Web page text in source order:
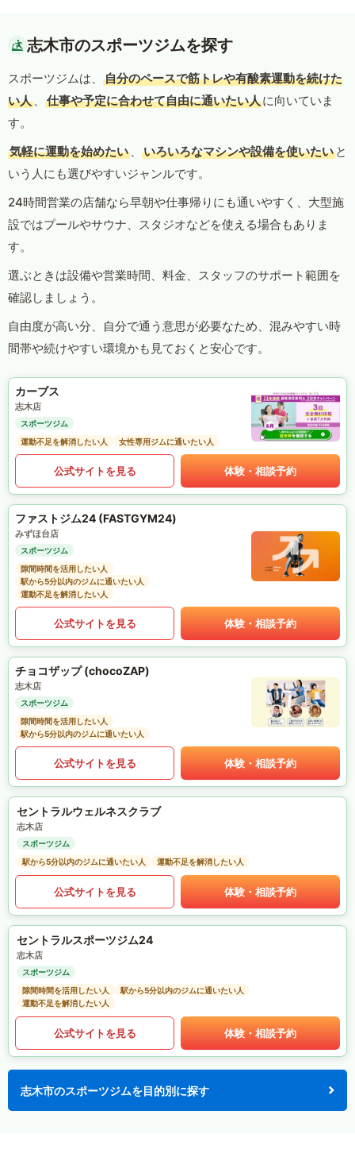
志木市のスポーツジムを探す
スポーツジムは、
自分のペースで筋トレや有酸素運動を続けた
い人 、 仕事や予定に合わせて自由に通いたい人に向いていま
す。
気軽に運動を始めたい 、 いろいろなマシンや設備を使いたい と
いう人にも選びやすいジャンルです。
24時間営業の店舗なら早朝や仕事帰りにも通いやすく、大型施
設ではプールやサウナ、スタジオなどを使える場合もありま
す。
選ぶときは設備や営業時間、料金、スタッフのサポート範囲を
確認しましょう。
自由度が高い分、自分で通う意思が必要なため、混みやすい時
間帯や続けやすい環境かも見ておくと安心です。
カーブス
志木店
スポーツジム
運動不足を解消したい人
女性専用ジムに通いたい人
公式サイトを見る 体験・相談予約
ファストジム24 (FASTGYM24)
みずほ台店
スポーツジム
隙間時間を活用したい人
駅から5分以内のジムに通いたい人
運動不足を解消したい人
公式サイトを見る 体験・相談予約
チョコザップ (chocoZAP)
志木店
スポーツジム
隙間時間を活用したい人
駅から5分以内のジムに通いたい人
公式サイトを見る 体験・相談予約
セントラルウェルネスクラブ
志木店
スポーツジム
駅から5分以内のジムに通いたい人
運動不足を解消したい人
公式サイトを見る 体験・相談予約
セントラルスポーツジム24
志木店
スポーツジム
隙間時間を活用したい人
駅から5分以内のジムに通いたい人
運動不足を解消したい人
公式サイトを見る 体験・相談予約
志木市のスポーツジムを目的別に探す